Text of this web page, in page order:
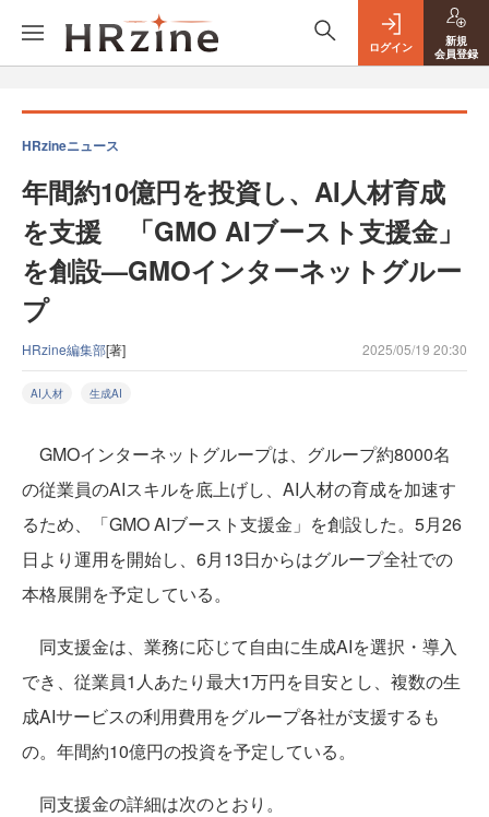
ログイン
新規
会員登録
HRzineニュース
年間約10億円を投資し、AI人材育成
を支援 「GMO AIブースト支援金」
を創設—GMOインターネットグルー
プ
HRzine編集部[著] 2025/05/19 20:30
AI人材 生成AI
GMOインターネットグループは、グループ約8000名
の従業員のAIスキルを底上げし、AI人材の育成を加速す
るため、「GMO AIブースト支援金」を創設した。5月26
日より運用を開始し、6月13日からはグループ全社での
本格展開を予定している。
同支援金は、業務に応じて自由に生成AIを選択・導入
でき、従業員1人あたり最大1万円を目安とし、複数の生
成AIサービスの利用費用をグループ各社が支援するも
の。年間約10億円の投資を予定している。
同支援金の詳細は次のとおり。